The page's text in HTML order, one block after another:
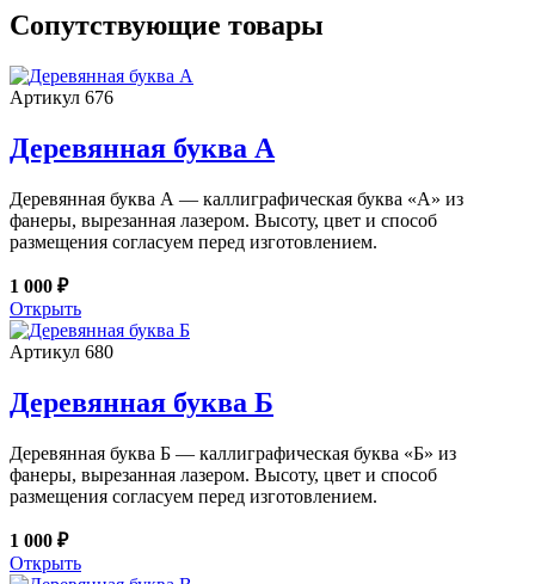
Сопутствующие товары
Артикул 676
Деревянная буква А
Деревянная буква А — каллиграфическая буква «А» из
фанеры, вырезанная лазером. Высоту, цвет и способ
размещения согласуем перед изготовлением.
1 000 ₽
Открыть
Артикул 680
Деревянная буква Б
Деревянная буква Б — каллиграфическая буква «Б» из
фанеры, вырезанная лазером. Высоту, цвет и способ
размещения согласуем перед изготовлением.
1 000 ₽
Открыть